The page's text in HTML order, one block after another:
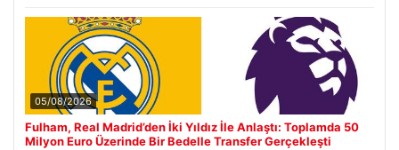
05/08/2026
Fulham, Real Madrid’den İki Yıldız İle Anlaştı: Toplamda 50
Milyon Euro Üzerinde Bir Bedelle Transfer Gerçekleşti